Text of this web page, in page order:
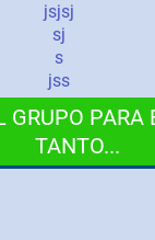
jsjsj
sj
s
jss
GRUPO PARA
TANTO...